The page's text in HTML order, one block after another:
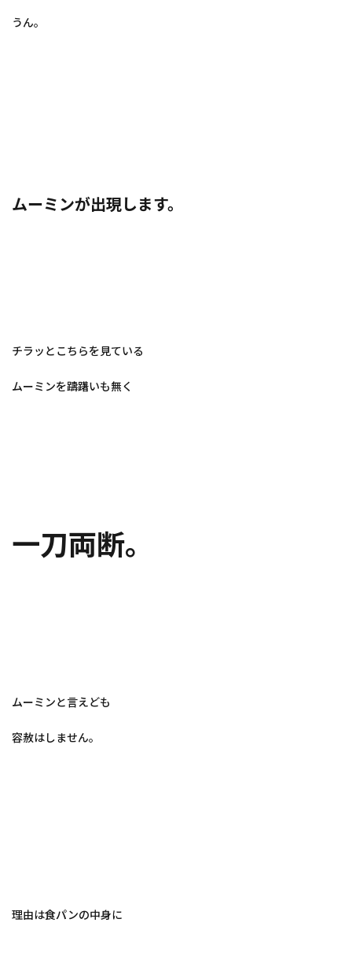
うん。
ムーミンが出現します。
チラッとこちらを見ている
ムーミンを躊躇いも無く
一刀両断。
ムーミンと言えども
容赦はしません。
理由は食パンの中身に